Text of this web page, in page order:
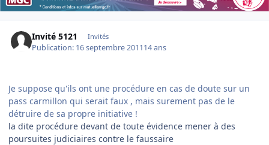
Invité 5121 Invités
Publication: 16 septembre 201114 ans
Je suppose qu'ils ont une procédure en cas de doute sur un
pass carmillon qui serait faux , mais surement pas de le
détruire de sa propre initiative !
la dite procédure devant de toute évidence mener à des
poursuites judiciaires contre le faussaire